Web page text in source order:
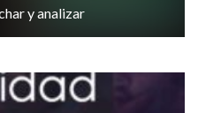
y analizar